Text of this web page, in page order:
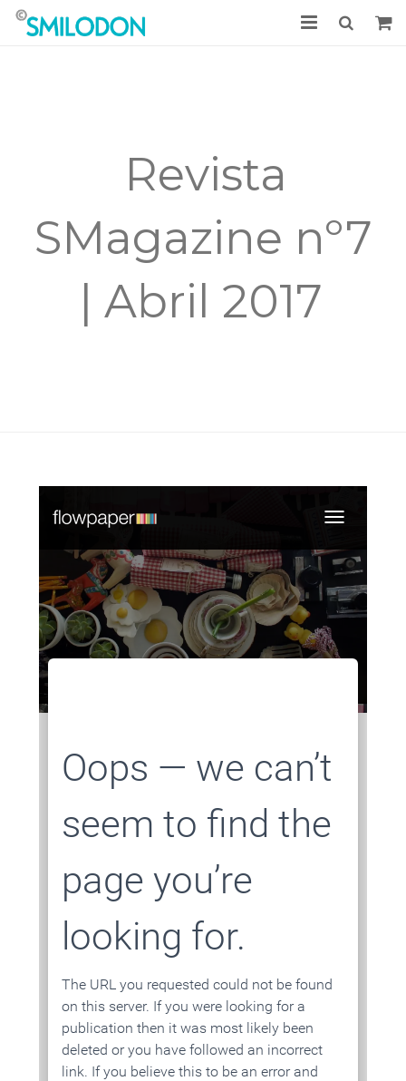
Acceso Pacientes
Revista
SMagazine nº7
| Abril 2017